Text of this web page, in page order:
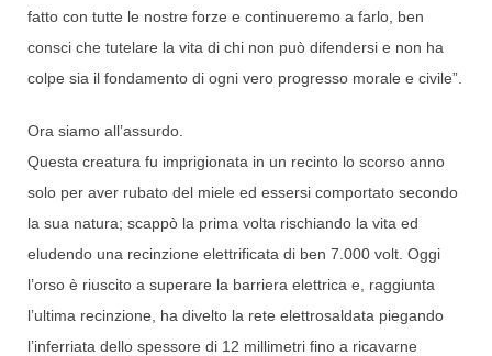
fatto con tutte le nostre forze e continueremo a farlo, ben
consci che tutelare la vita di chi non può difendersi e non ha
colpe sia il fondamento di ogni vero progresso morale e civile”.
Ora siamo all’assurdo.
Questa creatura fu imprigionata in un recinto lo scorso anno
solo per aver rubato del miele ed essersi comportato secondo
la sua natura; scappò la prima volta rischiando la vita ed
eludendo una recinzione elettrificata di ben 7.000 volt. Oggi
l’orso è riuscito a superare la barriera elettrica e, raggiunta
l’ultima recinzione, ha divelto la rete elettrosaldata piegando
l’inferriata dello spessore di 12 millimetri fino a ricavarne